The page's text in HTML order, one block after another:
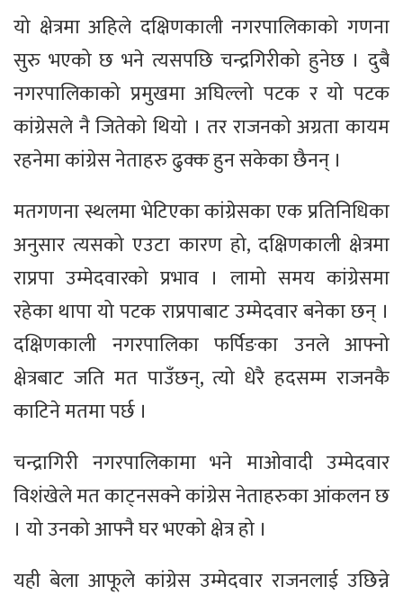
यो क्षेत्रमा अहिले दक्षिणकाली नगरपालिकाको गणना
सुरु भएको छ भने त्यसपछि चन्द्रगिरीको हुनेछ । दुबै
नगरपालिकाको प्रमुखमा अघिल्लो पटक र यो पटक
कांग्रेसले नै जितेको थियो । तर राजनको अग्रता कायम
रहनेमा कांग्रेस नेताहरु ढुक्क हुन सकेका छैनन् ।
मतगणना स्थलमा भेटिएका कांग्रेसका एक प्रतिनिधिका
अनुसार त्यसको एउटा कारण हो, दक्षिणकाली क्षेत्रमा
राप्रपा उम्मेदवारको प्रभाव । लामो समय कांग्रेसमा
रहेका थापा यो पटक राप्रपाबाट उम्मेदवार बनेका छन् ।
दक्षिणकाली नगरपालिका फर्पिङका उनले आफ्नो
क्षेत्रबाट जति मत पाउँछन्, त्यो धेरै हदसम्म राजनकै
काटिने मतमा पर्छ ।
चन्द्रागिरी नगरपालिकामा भने माओवादी उम्मेदवार
विशंखेले मत काट्नसक्ने कांग्रेस नेताहरुका आंकलन छ
। यो उनको आफ्नै घर भएको क्षेत्र हो ।
यही बेला आफूले कांग्रेस उम्मेदवार राजनलाई उछिन्ने